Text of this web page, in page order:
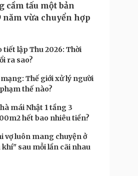
Podcast
Câu chuyện thời sự
Cửa sổ tình yêu
Kể chuyện cho bé
cầm tấu một bản
năm vừa chuyển hợp
tiết lập Thu 2026: Thời
ra sao?
Thế giới xử lý người
thế nào?
mái Nhật 1 tầng 3
hết bao nhiêu tiền?
vợ luôn mang chuyện ở
sau mỗi lần cãi nhau